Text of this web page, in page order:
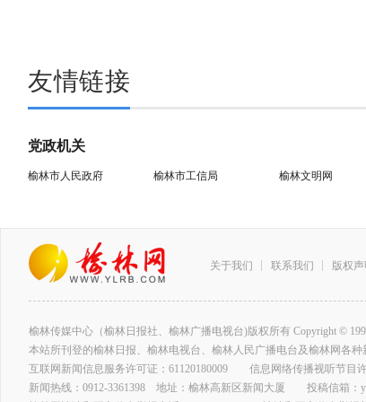
友情链接
党政机关
榆林市人民政府 榆林市工信局 榆林文明网
关于我们 联系我们 版权声
榆林传媒中心（榆林日报社、榆林广播电视台)版权所有 Copyright ©
本站所刊登的榆林日报、榆林电视台、榆林人民广播电台及榆林网各
互联网新闻信息服务许可证：61120180009 信息网络传播视听节目许
新闻热线：0912-3361398 地址：榆林高新区新闻大厦 投稿信箱：